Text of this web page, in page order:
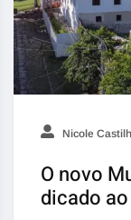
Nicole
O novo
dicado